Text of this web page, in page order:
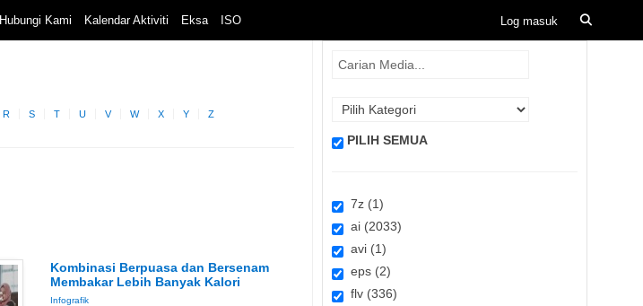
Hubungi Kami Kalendar Aktiviti Eksa ISO
R S T U V W X Y Z
Kombinasi Berpuasa dan Bersenam
Membakar Lebih Banyak Kalori
Infografik
PILIH SEMUA
7z (1)
ai (2033)
avi (1)
eps (2)
flv (336)